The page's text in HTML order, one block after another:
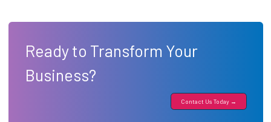
Ready to Transform Your
Business?
Contact Us Today →